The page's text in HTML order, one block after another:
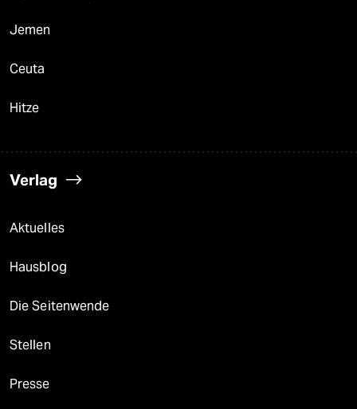
Jemen
Ceuta
Hitze
Verlag
Aktuelles
Hausblog
Die Seitenwende
Stellen
Presse